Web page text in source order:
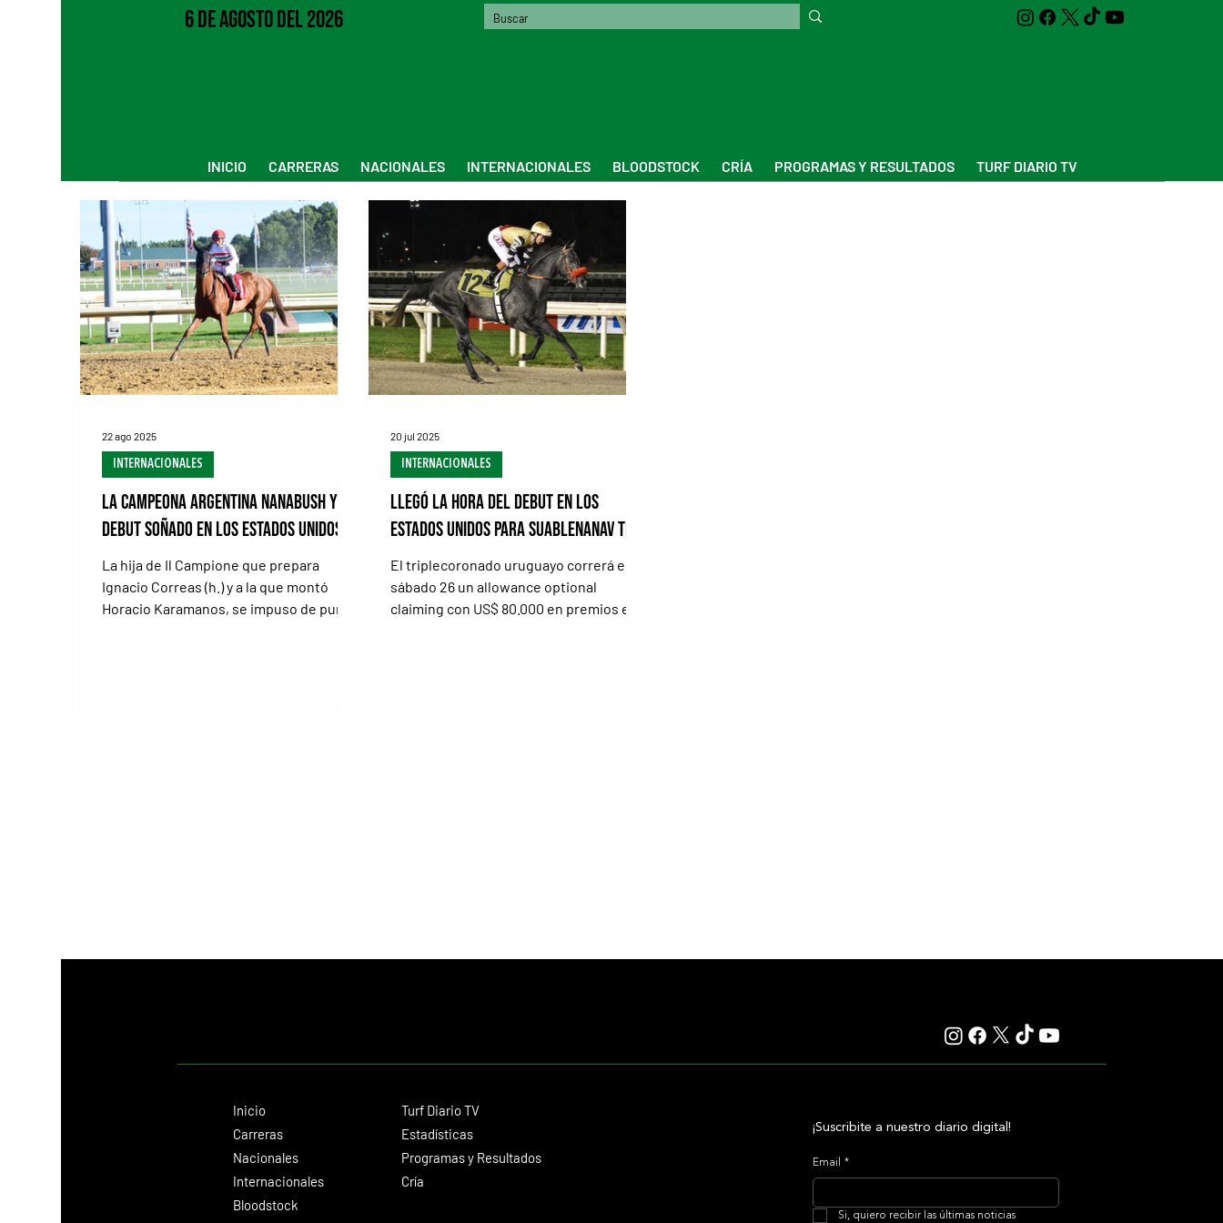
6 de Agosto del 2026
INICIO CARRERAS NACIONALES INTERNACIONALES BLOODSTOCK CRÍA PROGRAMAS Y RESULTADOS TURF DIARIO TV
La campeona argentina Nanabush y un
debut soñado en los Estados Unidos
La hija de Il Campione que prepara
Ignacio Correas (h.) y a la que montó
Horacio Karamanos, se impuso de punta
INTERNACIONALES
22 ago 2025
Llegó la hora del debut en los
Estados Unidos para Suablenanav TH
El triplecoronado uruguayo correrá el
sábado 26 un allowance optional
claiming con US$ 80.000 en premios en
INTERNACIONALES
20 jul 2025
Inicio
Carreras
Nacionales
Internacionales
Bloodstock
Turf Diario TV
Estadísticas
Programas y Resultados
Cría
¡Suscribite a nuestro diario digital!
Email *
Si, quiero recibir las últimas noticias